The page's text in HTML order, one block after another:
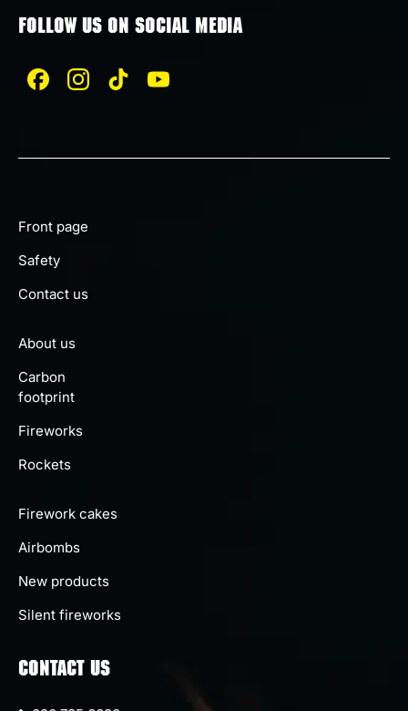
FOLLOW US ON SOCIAL MEDIA
Front page
Safety
Contact us
About us
Carbon
footprint
Fireworks
Rockets
Firework cakes
Airbombs
New products
Silent fireworks
CONTACT US